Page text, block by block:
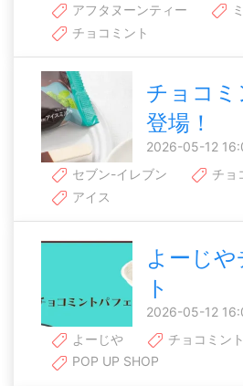
アフタヌーンティー
チョコミント
チョコ
登場！
2026-05-12
セブン-イレブン
チョ
アイス
よーじ
ト
2026-05-12
よーじや
チョコミント
POP UP SHOP